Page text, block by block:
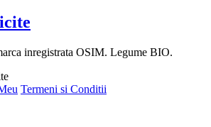
inregistrata OSIM. Legume BIO.
Termeni si Conditii